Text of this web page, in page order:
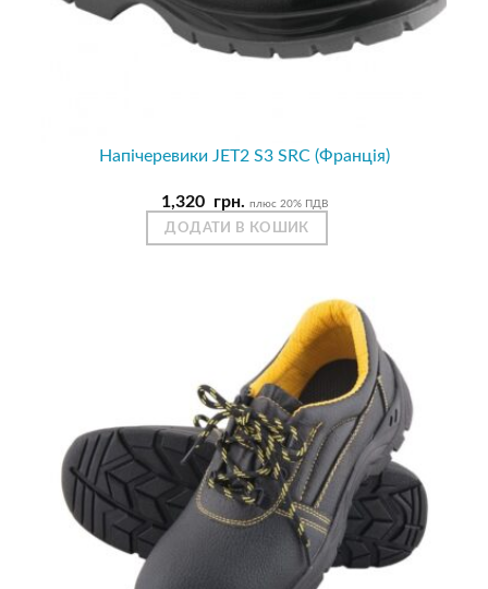
Напічеревики JET2 S3 SRC (Франція)
1,320 грн. плюс 20% ПДВ
ДОДАТИ В КОШИК